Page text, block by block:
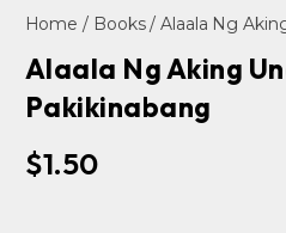
Home / Books/ Alaala Ng
Alaala Ng Aking
Pakikinabang
$1.50